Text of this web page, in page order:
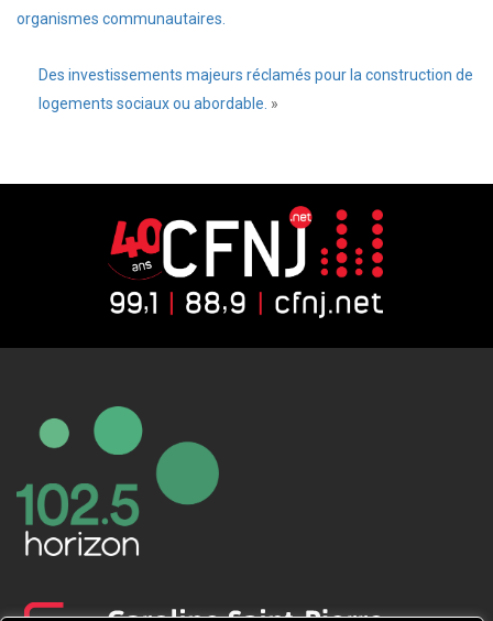
organismes communautaires.
Des investissements majeurs réclamés pour la construction de
logements sociaux ou abordable. »